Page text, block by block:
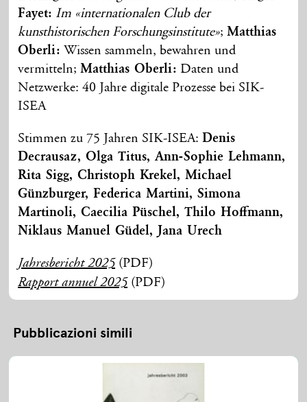
Fayet: Im «internationalen Club der
kunsthistorischen Forschungsinstitute»;Matthias
Oberli: Wissen sammeln, bewahren und
vermitteln;Matthias Oberli: Daten und
Netzwerke: 40 Jahre digitale Prozesse bei SIK-
ISEA
Stimmen zu 75 Jahren SIK-ISEA:Denis
Decrausaz, Olga Titus, Ann-Sophie Lehmann,
Rita Sigg, Christoph Krekel, Michael
Günzburger, Federica Martini, Simona
Martinoli, Caecilia Püschel, Thilo Hoffmann,
Niklaus Manuel Güdel, Jana Urech
Jahresbericht 2025 (PDF)
Rapport annuel 2025 (PDF)
Pubblicazioni simili